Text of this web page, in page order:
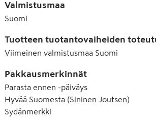
Valmistusmaa
Suomi
Tuotteen tuotantovaiheiden
Viimeinen valmistusmaa Suomi
Pakkausmerkinnät
Parasta ennen -päiväys
Hyvää Suomesta (Sininen Joutsen)
Sydänmerkki